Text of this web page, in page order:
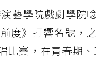
藝學院戲劇學院
度》打響名號，
比賽，在青春期